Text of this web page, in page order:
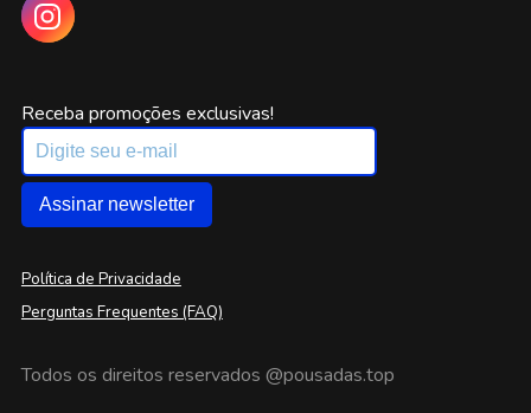
Receba promoções exclusivas!
Assinar newsletter
Política de Privacidade
Perguntas Frequentes (FAQ)
Todos os direitos reservados @pousadas.top